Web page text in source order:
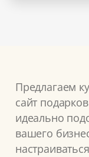
Предлагаем
сайт
идеально
вашего